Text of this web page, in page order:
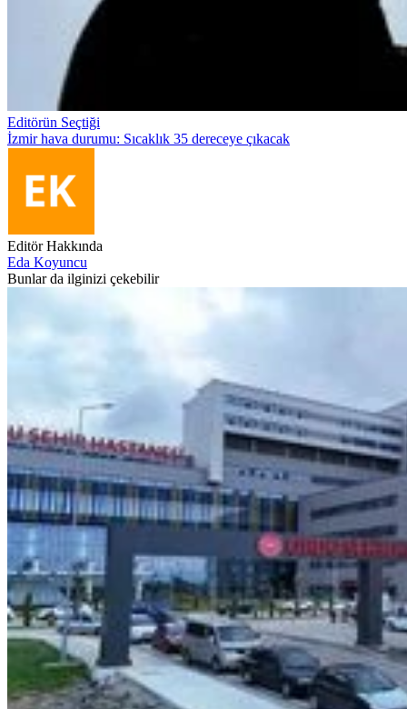
Editörün Seçtiği
İzmir hava durumu: Sıcaklık 35 dereceye çıkacak
Editör Hakkında
Eda Koyuncu
Bunlar da ilginizi çekebilir